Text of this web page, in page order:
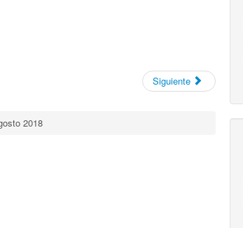
Siguiente
2018